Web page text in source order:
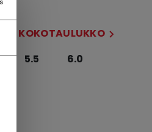
KOKOTAULUKKO
5.5
6.0